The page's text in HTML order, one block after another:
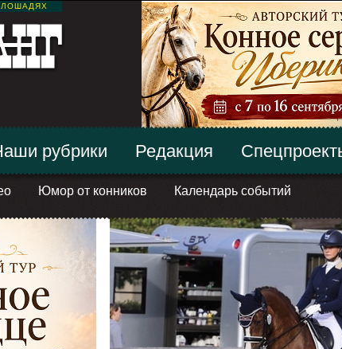
Юмор от конников Календарь событий
рубрики Редакция